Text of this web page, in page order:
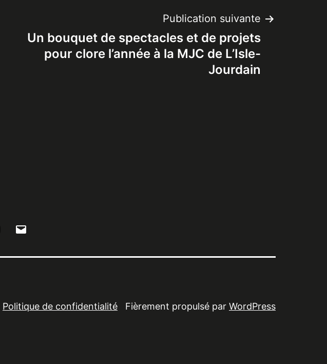
Publication suivante
Un bouquet de spectacles et de projets
pour clore l’année à la MJC de L’Isle-
Jourdain
Instagram
Politique de confidentialité Fièrement propulsé par WordPress